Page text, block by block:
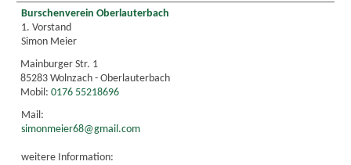
Burschenverein Oberlauterbach
1. Vorstand
Simon Meier
Mainburger Str. 1
85283 Wolnzach - Oberlauterbach
Mobil: 0176 55218696
Mail:
simonmeier68@gmail.com
weitere Information: